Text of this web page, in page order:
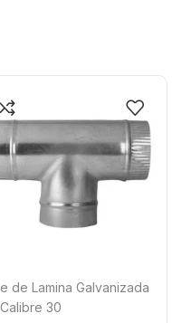
de Lamina Galvanizada
30